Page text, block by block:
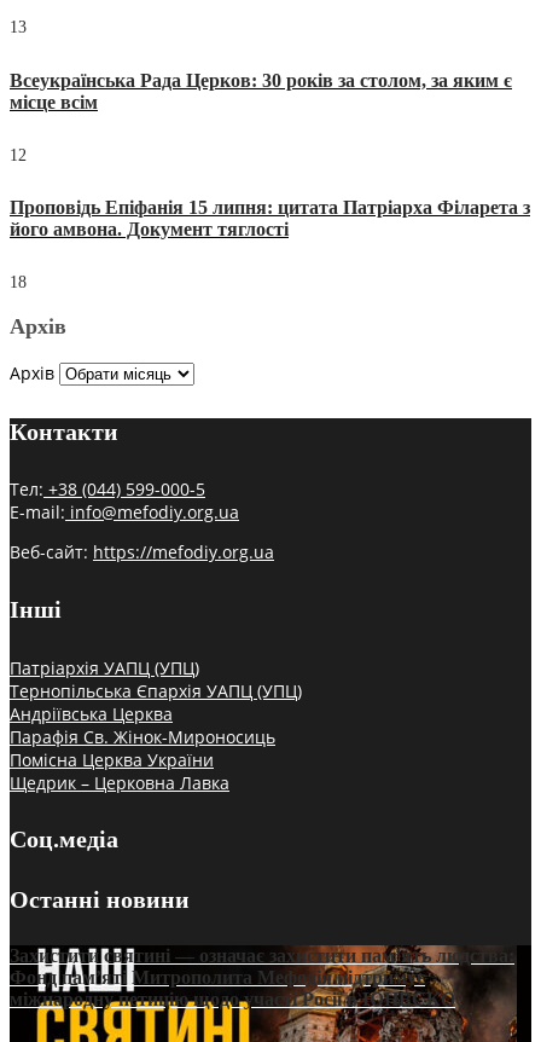
13
Всеукраїнська Рада Церков: 30 років за столом, за яким є
місце всім
12
Проповідь Епіфанія 15 липня: цитата Патріарха Філарета з
його амвона. Документ тяглості
18
Архів
Архів
Контакти
Тел: +38 (044) 599-000-5
E-mail: info@mefodiy.org.ua
Веб-сайт: https://mefodiy.org.ua
Інші
Патріархія УАПЦ (УПЦ)
Тернопільська Єпархія УАПЦ (УПЦ)
Андріївська Церква
Парафія Св. Жінок-Мироносиць
Помісна Церква України
Щедрик – Церковна Лавка
Соц.медіа
Останні новини
Захистити святині — означає захистити пам’ять людства:
Фонд пам’яті Митрополита Мефодія підтримує
міжнародну петицію щодо участі Росії в ЮНЕСКО